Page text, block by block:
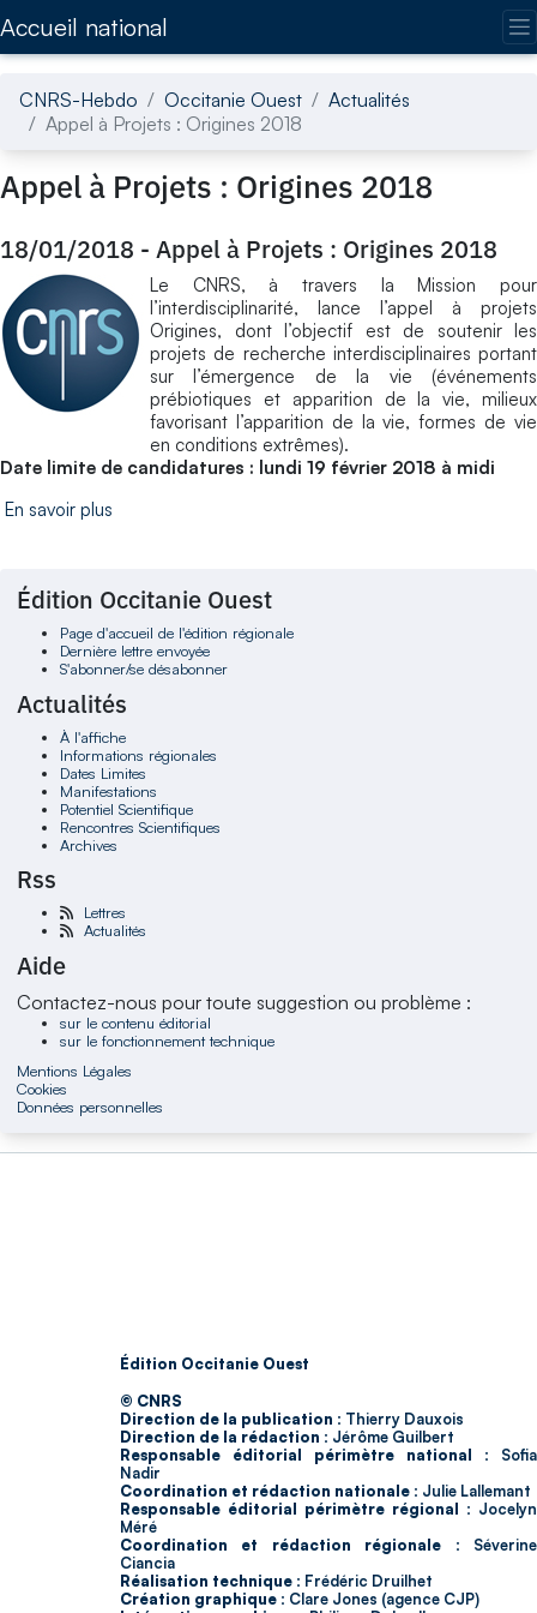
Accueil national
CNRS-Hebdo Occitanie Ouest
Actualités
Appel à Projets : Origines 2018
Appel à Projets : Origines 2018
18/01/2018 - Appel à Projets : Origines 2018
Le CNRS, à travers la Mission pour
l’interdisciplinarité, lance l’appel à projets
Origines, dont l’objectif est de soutenir les
projets de recherche interdisciplinaires portant
sur l’émergence de la vie (événements
prébiotiques et apparition de la vie, milieux
favorisant l’apparition de la vie, formes de vie
en conditions extrêmes).
Date limite de candidatures : lundi 19 février 2018 à midi
En savoir plus
Édition Occitanie Ouest
Page d'accueil de l'édition régionale
Dernière lettre envoyée
S'abonner/se désabonner
Actualités
À l'affiche
Informations régionales
Dates Limites
Manifestations
Potentiel Scientifique
Rencontres Scientifiques
Archives
Rss
Lettres
Actualités
Aide
Contactez-nous pour toute suggestion ou problème :
sur le contenu éditorial
sur le fonctionnement technique
Mentions Légales
Cookies
Données personnelles
Édition Occitanie Ouest
© CNRS
Direction de la publication : Thierry Dauxois
Direction de la rédaction : Jérôme Guilbert
Responsable éditorial périmètre national : Sofia
Nadir
Coordination et rédaction nationale : Julie Lallemant
Responsable éditorial périmètre régional : Jocelyn
Méré
Coordination et rédaction régionale : Séverine
Ciancia
Réalisation technique : Frédéric Druilhet
Création graphique : Clare Jones (agence CJP)